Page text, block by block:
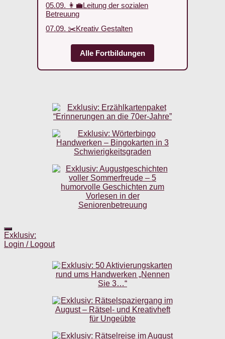
05.09. 👩‍💼Leitung der sozialen
Betreuung
07.09. ✂️Kreativ Gestalten
Alle Fortbildungen
Exklusiv:
Login / Logout